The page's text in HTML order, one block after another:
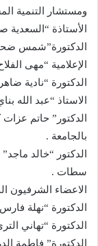
ومستشار التنمية
الأستاذة
الدكتورة”شمس
الإعلامية “مهى
الدكتورة “نادية
الاستاذ “عبد الله
الدكتور” حاتم عزات
بالجامعة .
الدكتور “خالد
سطات .
الاعضاء الشرفيون
الدكتورة “نهلة
الدكتورة “تهاني
الدكتورة” فاطمة